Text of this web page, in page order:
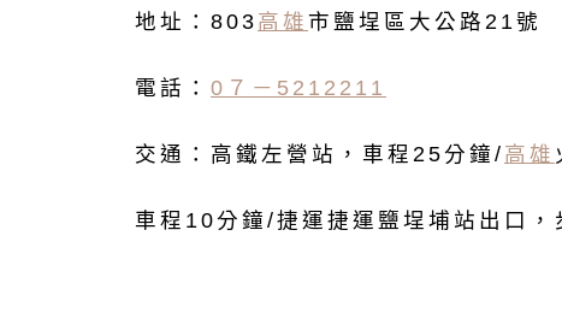
地址： 803 高雄 市鹽埕區大公路21號
電話： 0７－5212211
交通：高鐵左營站，車程25分鐘/ 高雄
車程10分鐘/捷運捷運鹽埕埔站出口，